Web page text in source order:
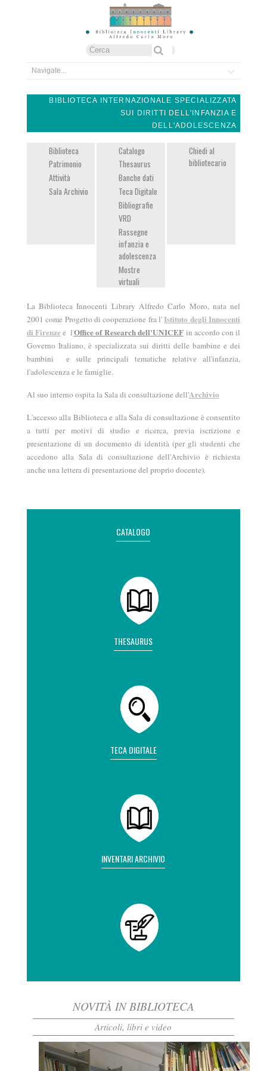
Form di ricerca
Cerca
BIBLIOTECA INTERNAZIONALE SPECIALIZZATA
SUI DIRITTI DELL'INFANZIA E
DELL'ADOLESCENZA
Biblioteca
Patrimonio
Attività
Sala Archivio
Catalogo
Thesaurus
Banche dati
Teca Digitale
Bibliografie
VRD
Rassegne
infanzia e
adolescenza
Mostre
virtuali
Chiedi al
bibliotecario
La Biblioteca Innocenti Library Alfredo Carlo Moro, nata nel
2001 come Progetto di cooperazione fra l'Istituto degli Innocenti
di Firenzee l'Office of Research dell'UNICEF in accordo con il
Governo Italiano, è specializzata sui diritti delle bambine e dei
bambini e sulle principali tematiche relative all'infanzia,
l'adolescenza e le famiglie.
Al suo interno ospita la Sala di consultazione dell'Archivio
L'accesso alla Biblioteca e alla Sala di consultazione è consentito
a tutti per motivi di studio e ricerca, previa iscrizione e
presentazione di un documento di identità (per gli studenti che
accedono alla Sala di consultazione dell'Archivio è richiesta
anche una lettera di presentazione del proprio docente).
CATALOGO
THESAURUS
TECA DIGITALE
INVENTARI ARCHIVIO
NOVITÀ IN BIBLIOTECA
Articoli, libri e video